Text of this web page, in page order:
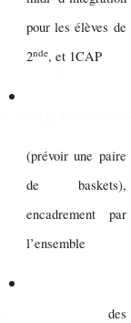
pour les élèves de
2nde, et 1CAP
(prévoir une paire
de baskets),
encadrement par
l’ensemble
des